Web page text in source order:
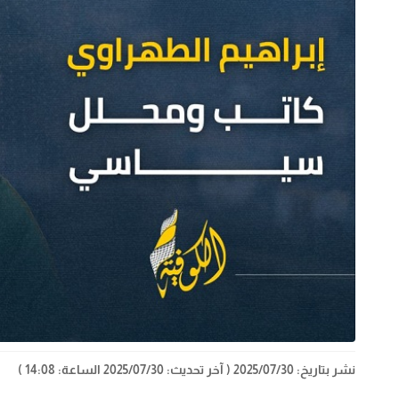
نشر بتاريخ: 2025/07/30 ( آخر تحديث: 2025/07/30 الساعة: 14:08 )